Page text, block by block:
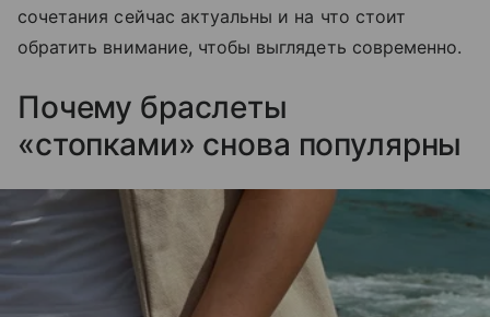
сочетания сейчас актуальны и на что стоит
обратить внимание, чтобы выглядеть современно.
Почему браслеты
«стопками» снова популярны